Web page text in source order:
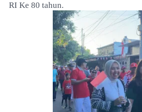
RI Ke 80 tahun.